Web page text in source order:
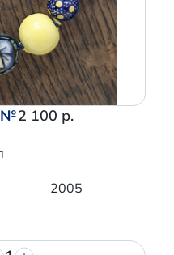
№2 100 р.
2005